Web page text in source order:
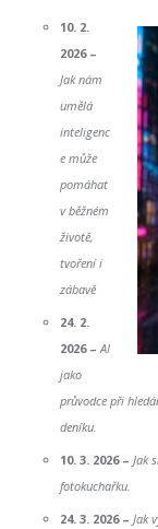
10. 2.
2026 –
Jak nám
umělá
inteligenc
e může
pomáhat
v běžném
životě,
tvoření i
zábavě
24. 2.
2026 –AI
jako
průvodce při
deníku.
10. 3. 2026 –Jak
fotokuchařku.
24. 3. 2026 –Jak